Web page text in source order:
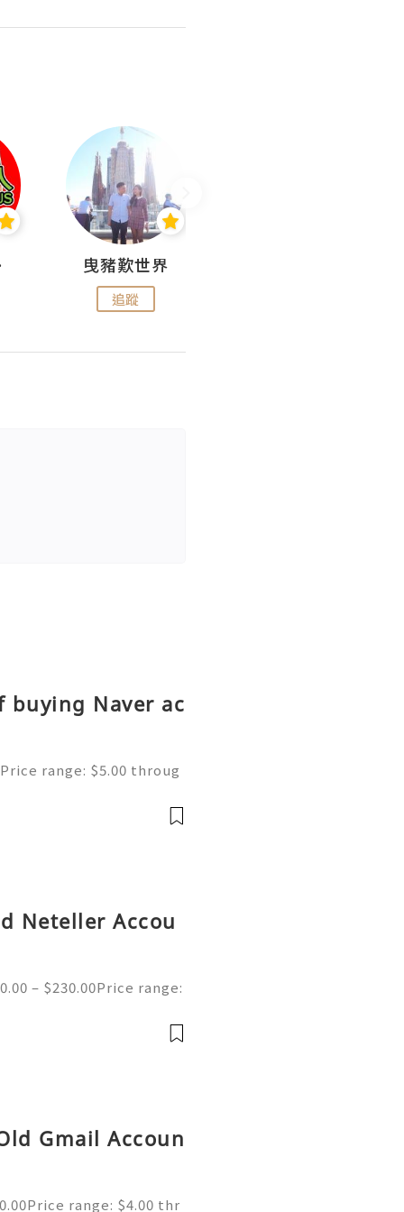
曳豬歎世界
追蹤
buying Naver ac
range: $5.00 throug
most popular search en
Neteller Accou
– $230.00Price range:
of the merchant wallet
Gmail Accoun
range: $4.00 thr